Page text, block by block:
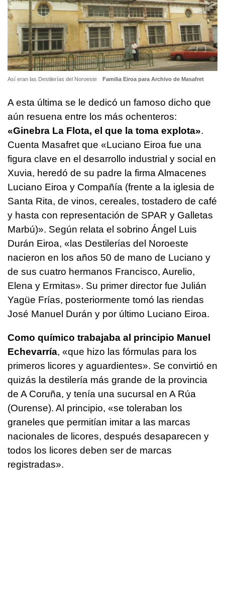
Así eran las Destilerías del Noroeste Familia Eiroa para Archivo de Masafret
A esta última se le dedicó un famoso dicho que
aún resuena entre los más ochenteros:
«Ginebra La Flota, el que la toma explota».
Cuenta Masafret que «Luciano Eiroa fue una
figura clave en el desarrollo industrial y social en
Xuvia, heredó de su padre la firma Almacenes
Luciano Eiroa y Compañía (frente a la iglesia de
Santa Rita, de vinos, cereales, tostadero de café
y hasta con representación de SPAR y Galletas
Marbú)». Según relata el sobrino Ángel Luis
Durán Eiroa, «las Destilerías del Noroeste
nacieron en los años 50 de mano de Luciano y
de sus cuatro hermanos Francisco, Aurelio,
Elena y Ermitas». Su primer director fue Julián
Yagüe Frías, posteriormente tomó las riendas
José Manuel Durán y por último Luciano Eiroa.
Como químico trabajaba al principio Manuel
Echevarría, «que hizo las fórmulas para los
primeros licores y aguardientes». Se convirtió en
quizás la destilería más grande de la provincia
de A Coruña, y tenía una sucursal en A Rúa
(Ourense). Al principio, «se toleraban los
graneles que permitían imitar a las marcas
nacionales de licores, después desaparecen y
todos los licores deben ser de marcas
registradas».